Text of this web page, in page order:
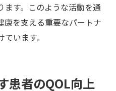
ます。このような活動を通
康を支える重要なパートナ
います。
患者のQOL向上